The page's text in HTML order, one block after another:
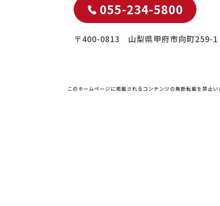
055-234-5800
〒400-0813 山梨県甲府市向町259-1
このホームページに掲載されるコンテンツの無断転載を禁止い